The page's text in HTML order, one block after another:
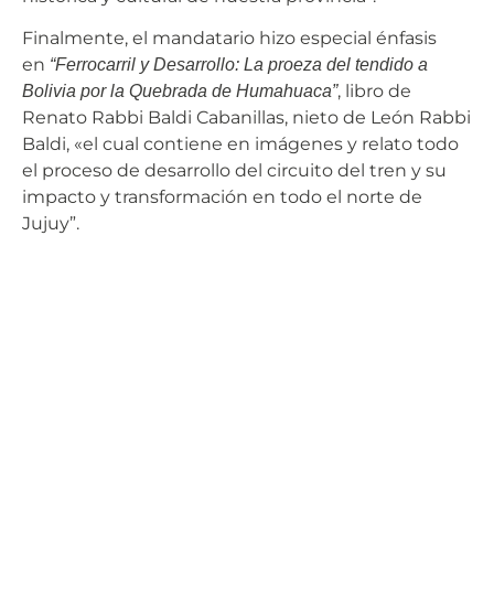
Finalmente, el mandatario hizo especial énfasis
en “Ferrocarril y Desarrollo: La proeza del tendido a
Bolivia por la Quebrada de Humahuaca”, libro de
Renato Rabbi Baldi Cabanillas, nieto de León Rabbi
Baldi, «el cual contiene en imágenes y relato todo
el proceso de desarrollo del circuito del tren y su
impacto y transformación en todo el norte de
Jujuy”.